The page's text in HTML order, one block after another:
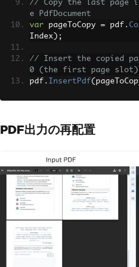
// Copy the last page
e PdfDocument
var pageToCopy = pdf .
Index );
// Insert the copied
0 (the first page slot)
pdf . InsertPdf(
pdf. RemovePage
w file
pdf
. SaveAs ( "report-
PDF出力の再配置